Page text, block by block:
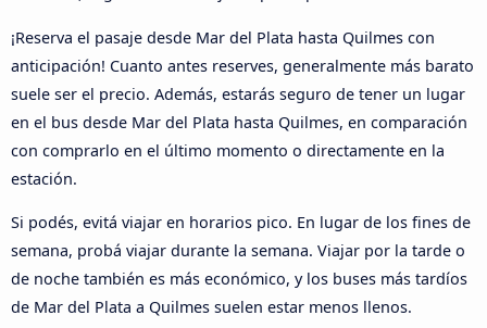
¡Reserva el pasaje desde Mar del Plata hasta Quilmes con
anticipación! Cuanto antes reserves, generalmente más barato
suele ser el precio. Además, estarás seguro de tener un lugar
en el bus desde Mar del Plata hasta Quilmes, en comparación
con comprarlo en el último momento o directamente en la
estación.
Si podés, evitá viajar en horarios pico. En lugar de los fines de
semana, probá viajar durante la semana. Viajar por la tarde o
de noche también es más económico, y los buses más tardíos
de Mar del Plata a Quilmes suelen estar menos llenos.